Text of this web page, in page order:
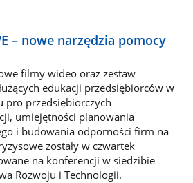
– nowe narzędzia pomocy
filmy wideo oraz zestaw
edukacji przedsiębiorców w
pro przedsiębiorczych
umiejętności planowania
i budowania odporności firm na
zostały w czwartek
na konferencji w siedzibie
Rozwoju i Technologii.